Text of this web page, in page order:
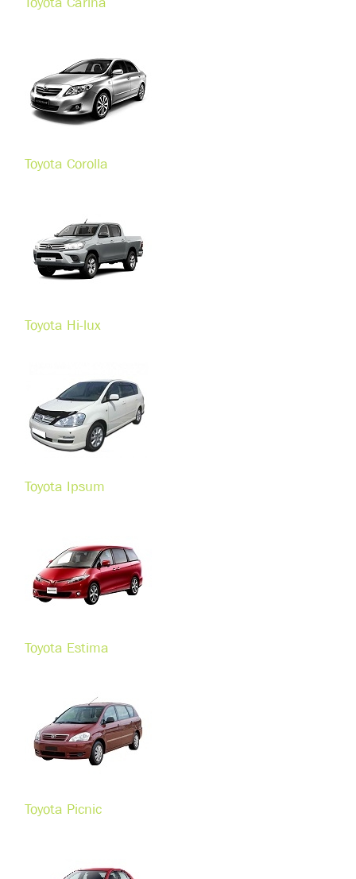
Toyota Corolla
Toyota Hi-lux
Toyota Ipsum
Toyota Estima
Toyota Picnic